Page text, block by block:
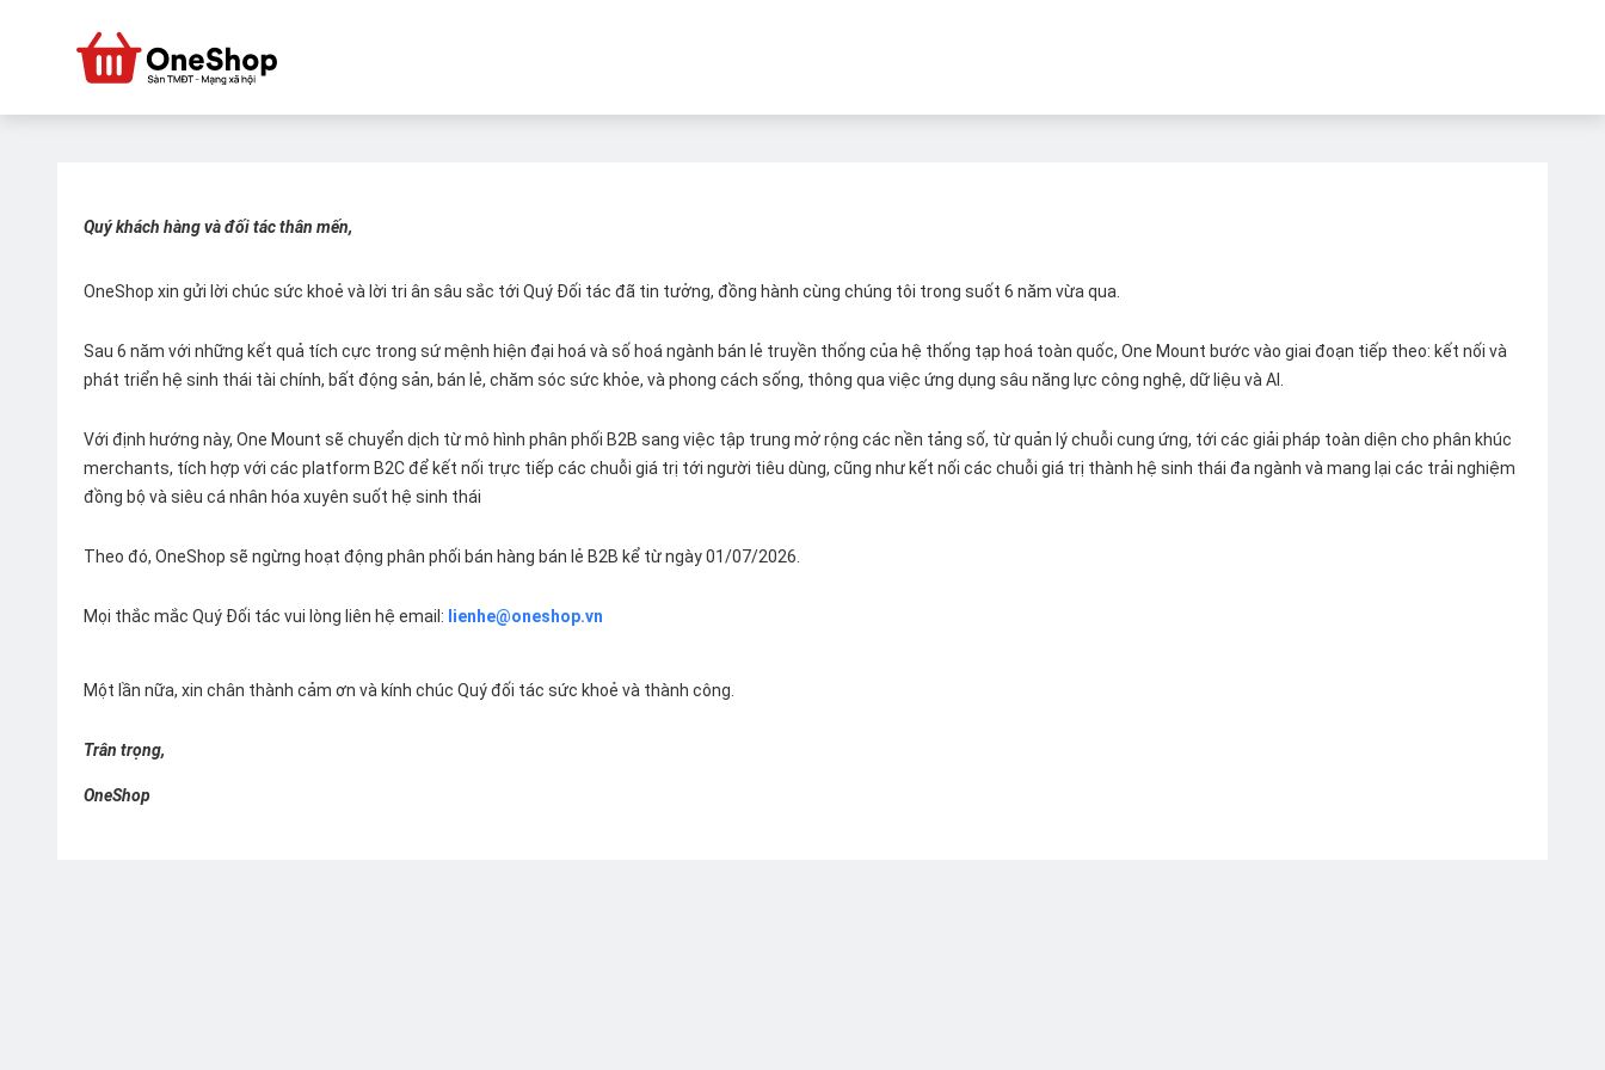
Quý khách hàng và đối tác thân mến,
OneShop xin gửi lời chúc sức khoẻ và lời tri ân sâu sắc tới Quý Đối tác đã tin tưởng, đồng hành cùng chúng tôi trong suốt 6 năm vừa qua.
Sau 6 năm với những kết quả tích cực trong sứ mệnh hiện đại hoá và số hoá ngành bán lẻ truyền thống của hệ thống tạp hoá toàn quốc, One Mount bước vào giai đoạn tiếp theo: kết nối và
phát triển hệ sinh thái tài chính, bất động sản, bán lẻ, chăm sóc sức khỏe, và phong cách sống, thông qua việc ứng dụng sâu năng lực công nghệ, dữ liệu và AI.
Với định hướng này, One Mount sẽ chuyển dịch từ mô hình phân phối B2B sang việc tập trung mở rộng các nền tảng số, từ quản lý chuỗi cung ứng, tới các giải pháp toàn diện cho phân khúc
merchants, tích hợp với các platform B2C để kết nối trực tiếp các chuỗi giá trị tới người tiêu dùng, cũng như kết nối các chuỗi giá trị thành hệ sinh thái đa ngành và mang lại các trải nghiệm
đồng bộ và siêu cá nhân hóa xuyên suốt hệ sinh thái
Theo đó, OneShop sẽ ngừng hoạt động phân phối bán hàng bán lẻ B2B kể từ ngày 01/07/2026.
Mọi thắc mắc Quý Đối tác vui lòng liên hệ email: lienhe@oneshop.vn
Một lần nữa, xin chân thành cảm ơn và kính chúc Quý đối tác sức khoẻ và thành công.
Trân trọng,
OneShop